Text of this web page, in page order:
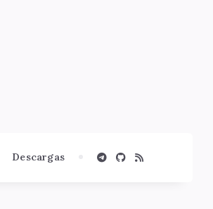
Descargas